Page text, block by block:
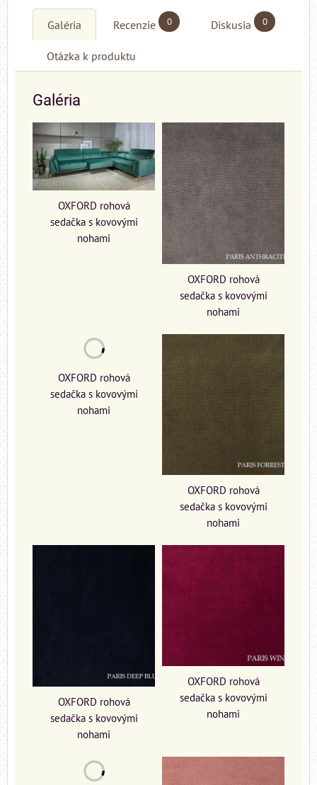
Galéria Recenzie 0 Diskusia 0
Otázka k produktu
Galéria
OXFORD rohová
sedačka s kovovými
nohami
OXFORD rohová
sedačka s kovovými
nohami
OXFORD rohová
sedačka s kovovými
nohami
OXFORD rohová
sedačka s kovovými
nohami
OXFORD rohová
sedačka s kovovými
nohami
OXFORD rohová
sedačka s kovovými
nohami